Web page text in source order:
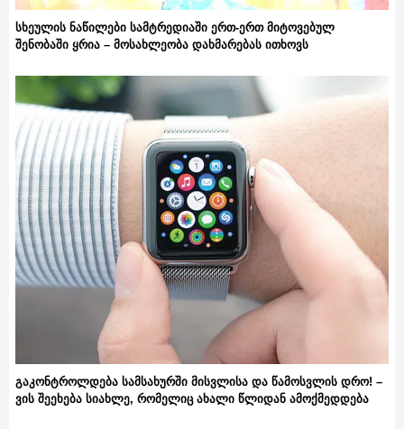
სხეულის ნაწილები სამტრედიაში ერთ-ერთ მიტოვებულ
შენობაში ყრია – მოსახლეობა დახმარებას ითხოვს
გაკონტროლდება სამსახურში მისვლისა და წამოსვლის დრო! –
ვის შეეხება სიახლე, რომელიც ახალი წლიდან ამოქმედდება